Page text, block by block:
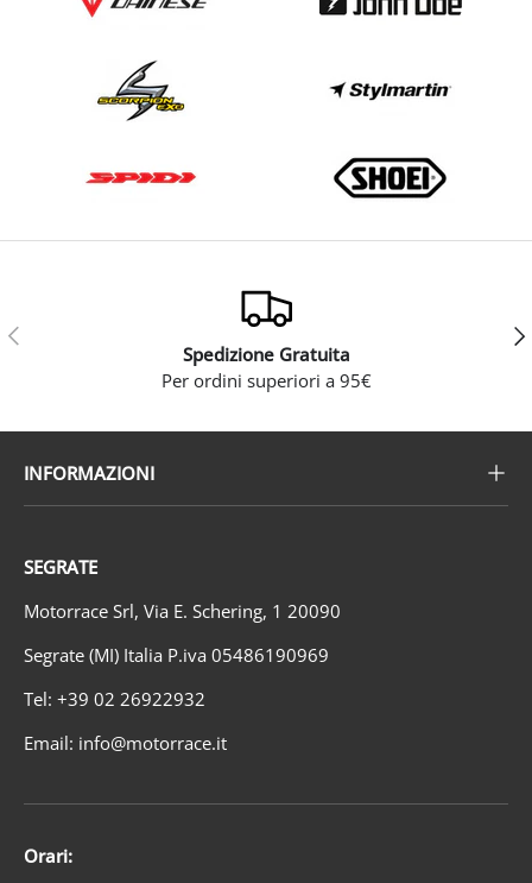
Indietro
Spedizione Gratuita
Per ordini superiori a 95€
INFORMAZIONI
SEGRATE
Motorrace Srl, Via E. Schering, 1 20090
Segrate (MI) Italia P.iva 05486190969
Tel: +39 02 26922932
Email: info@motorrace.it
Orari: